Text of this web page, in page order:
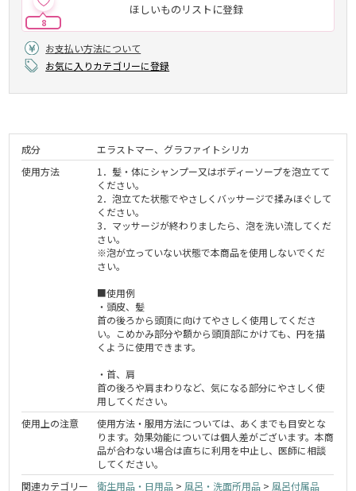
ほしいものリストに登録
8
お支払い方法について
お気に入りカテゴリーに登録
成分
エラストマー、グラファイトシリカ
使用方法
1．髪・体にシャンプー又はボディーソープを泡立てて
ください。
2．泡立てた状態でやさしくバッサージで揉みほぐして
ください。
3．マッサージが終わりましたら、泡を洗い流してくだ
さい。
※泡が立っていない状態で本商品を使用しないでくだ
さい。
■使用例
・頭皮、髪
首の後ろから頭頂に向けてやさしく使用してくださ
い。こめかみ部分や額から頭頂部にかけても、円を描
くように使用できます。
・首、肩
首の後ろや肩まわりなど、気になる部分にやさしく使
用してください。
使用上の注意
使用方法・服用方法については、あくまでも目安とな
ります。効果効能については個人差がございます。本商
品が合わない場合は直ちに利用を中止し、医師に相談
してください。
関連カテゴリー
衛生用品・日用品 > 風呂・洗面所用品 > 風呂付属品